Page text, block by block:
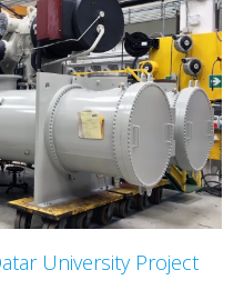
Qatar University Project